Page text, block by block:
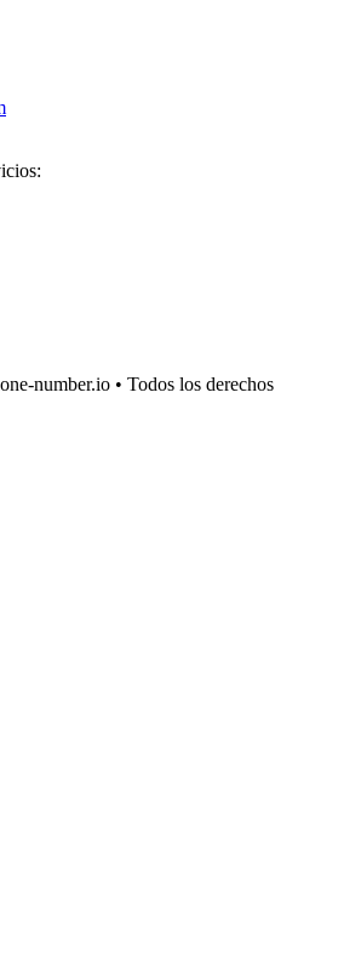
number.io • Todos los derechos